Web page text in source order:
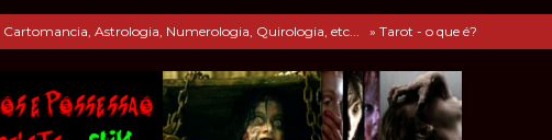
Cartomancia, Astrologia, Numerologia, Quirologia, etc... » Tarot - o que é?